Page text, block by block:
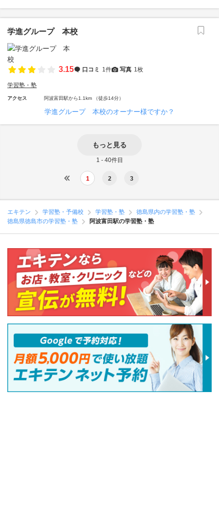
学進グループ 本校
3.15 口コミ 1件 写真 1枚
学習塾・塾
アクセス 阿波富田駅から1.1km （徒歩14分）
学進グループ 本校のオーナー様ですか？
もっと見る
1 - 40件目
1 2 3
エキテン 学習塾・予備校 学習塾・塾
徳島県内の学習塾・塾
徳島県徳島市の学習塾・塾
阿波富田駅の学習塾・塾